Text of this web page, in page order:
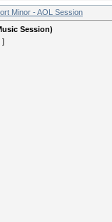
Minor - AOL Session
Session)
]